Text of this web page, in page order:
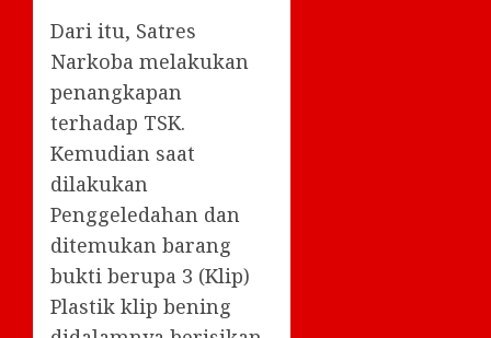
Dari itu, Satres
Narkoba melakukan
penangkapan
terhadap TSK.
Kemudian saat
dilakukan
Penggeledahan dan
ditemukan barang
bukti berupa 3 (Klip)
Plastik klip bening